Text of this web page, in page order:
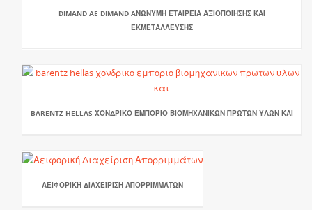
DIMAND AE DIMAND AΝΩΝΥΜΗ ΕΤΑΙΡΕΙΑ ΑΞΙΟΠΟΙΗΣΗΣ ΚΑΙ
ΕΚΜΕΤΑΛΛΕΥΣΗΣ
BARENTZ HELLAS ΧΟΝΔΡΙΚΟ ΕΜΠΟΡΙΟ ΒΙΟΜΗΧΑΝΙΚΩΝ ΠΡΩΤΩΝ ΥΛΩΝ ΚΑΙ
ΑΕΙΦΟΡΙΚΉ ΔΙΑΧΕΊΡΙΣΗ ΑΠΟΡΡΙΜΜΆΤΩΝ